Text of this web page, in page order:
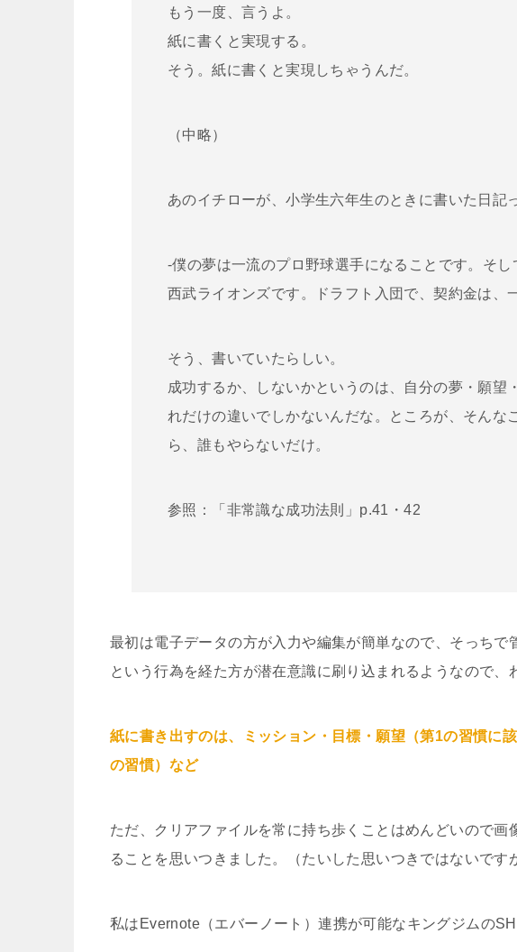
もう一度、言うよ。
紙に書くと実現する。
そう。紙に書くと実現しちゃうんだ。
（中略）
あのイチローが、小学生六年生のときに書いた日記
-僕の夢は一流のプロ野球選手になることです。そし
西武ライオンズです。ドラフト入団で、契約金は、
そう、書いていたらしい。
成功するか、しないかというのは、自分の夢・願望
れだけの違いでしかないんだな。ところが、そんな
ら、誰もやらないだけ。
参照：「非常識な成功法則」p.41・42
最初は電子データの方が入力や編集が簡単なので、そっちで
という行為を経た方が潜在意識に刷り込まれるようなので、
紙に書き出すのは、ミッション・目標・願望（第1の習慣に
の習慣）など
ただ、クリアファイルを常に持ち歩くことはめんどいので
ることを思いつきました。（たいした思いつきではないです
私はEvernote（エバーノート）連携が可能なキングジムの